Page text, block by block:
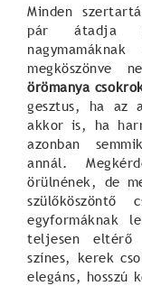
Minden
pár átadja
megköszönve
örömanya
gesztus, ha az
akkor is, ha
azonban
annál.
örülnének, de
szülőköszöntő
egyformáknak
teljesen eltérő
színes, kerek
elegáns, hosszú